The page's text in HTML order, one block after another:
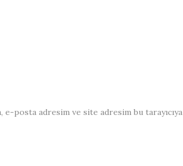
e-posta adresim ve site adresim bu tarayıcıya